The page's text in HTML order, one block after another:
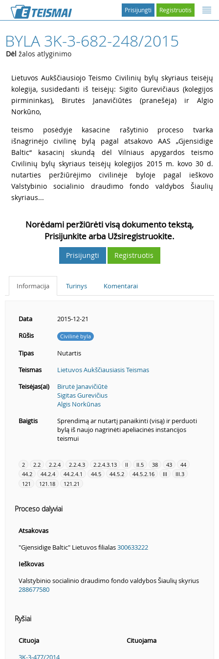
Registruotis
Prisijungti
BYLA 3K-3-682-248/2015
Dėl žalos atlyginimo
Lietuvos Aukščiausiojo Teismo Civilinių bylų skyriaus teisėjų
kolegija, susidedanti iš teisėjų: Sigito Gurevičiaus (kolegijos
pirmininkas), Birutės Janavičiūtės (pranešėja) ir Algio
Norkūno,
teismo posėdyje kasacine rašytinio proceso tvarka
išnagrinėjo civilinę bylą pagal atsakovo AAS „Gjensidige
Baltic“ kasacinį skundą dėl Vilniaus apygardos teismo
Civilinių bylų skyriaus teisėjų kolegijos 2015 m. kovo 30 d.
nutarties peržiūrėjimo civilinėje byloje pagal ieškovo
Valstybinio socialinio draudimo fondo valdybos Šiaulių
skyriaus...
Norėdami peržiūrėti visą dokumento tekstą,
Prisijunkite arba Užsiregistruokite.
Prisijungti Registruotis
Informacija Turinys Komentarai
Data
2015-12-21
Rūšis
Civilinė byla
Tipas
Nutartis
Teismas
Lietuvos Aukščiausiasis Teismas
Teisėjas(ai)
Birutė Janavičiūtė
Sigitas Gurevičius
Algis Norkūnas
Baigtis
Sprendimą ar nutartį panaikinti (visą) ir perduoti
bylą iš naujo nagrinėti apeliacinės instancijos
teismui
2 2.2 2.2.4 2.2.4.3 2.2.4.3.13 II II.5 38 43
44
44.2
44.2.4 44.2.4.1 44.5 44.5.2 44.5.2.16 III
III.3
121
121.18 121.21
Proceso dalyviai
Atsakovas
"Gjensidige Baltic" Lietuvos filialas300633222
Ieškovas
Valstybinio socialinio draudimo fondo valdybos Šiaulių skyrius
288677580
Ryšiai
Cituoja
Cituojama
3K-3-477/2014